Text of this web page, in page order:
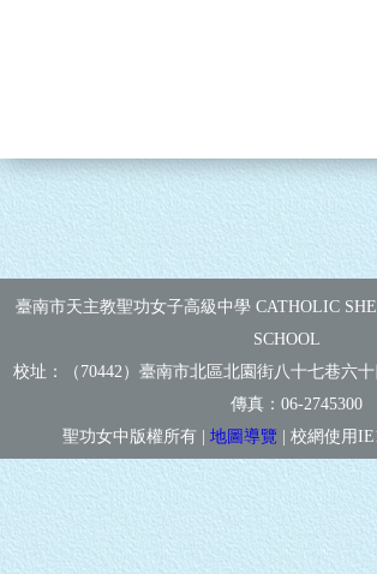
臺南市天主教聖功女子高級中學 CATHOLIC
SCHOOL
校址：（70442）臺南市北區北園街八十七巷六
傳真： 06-2745300
聖功女中版權所有 | 地圖導覽 | 校網使用